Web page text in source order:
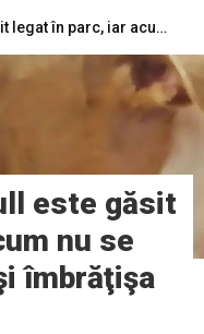
Un biet câine PitBull este găsit legat în parc, iar acum nu se mai opreşte din a-şi îmbrăţişa salvatorii
este găsit
nu se
îmbrăţişa